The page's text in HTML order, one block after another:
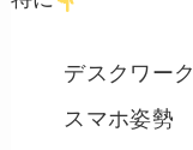
デスクワーク
スマホ姿勢